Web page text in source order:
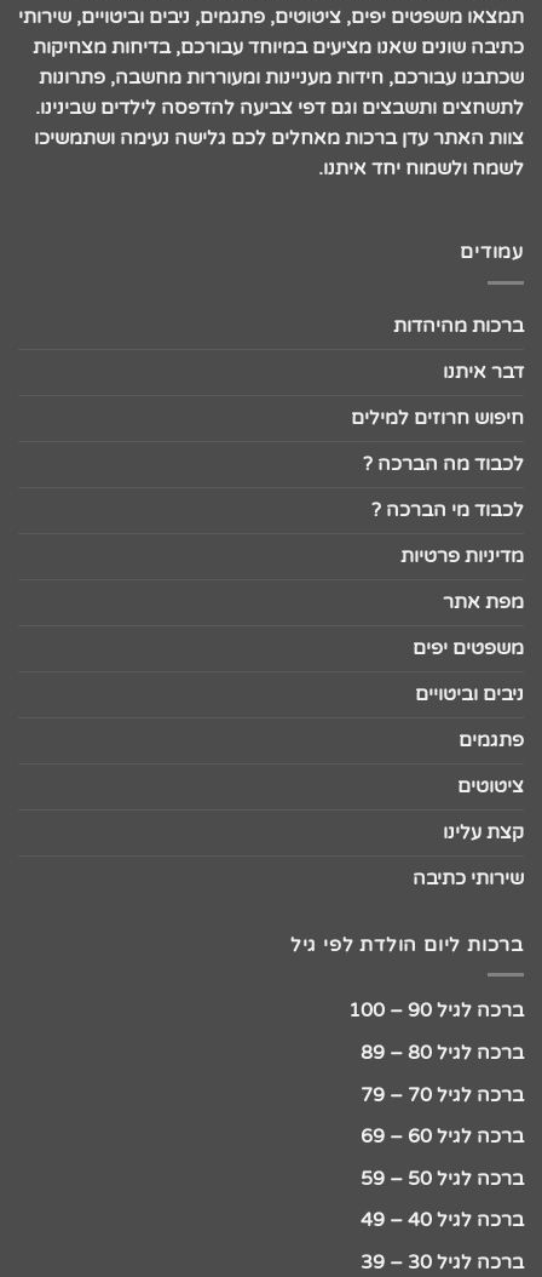
תמצאו משפטים יפים, ציטוטים, פתגמים, ניבים וביטויים, שירותי
כתיבה שונים שאנו מציעים במיוחד עבורכם, בדיחות מצחיקות
שכתבנו עבורכם, חידות מעניינות ומעוררות מחשבה, פתרונות
לתשחצים ותשבצים וגם דפי צביעה להדפסה לילדים שבינינו.
צוות האתר עדן ברכות מאחלים לכם גלישה נעימה ושתמשיכו
לשמח ולשמוח יחד איתנו.
עמודים
ברכות מהיהדות
דבר איתנו
חיפוש חרוזים למילים
לכבוד מה הברכה ?
לכבוד מי הברכה ?
מדיניות פרטיות
מפת אתר
משפטים יפים
ניבים וביטויים
פתגמים
ציטוטים
קצת עלינו
שירותי כתיבה
ברכות ליום הולדת לפי גיל
ברכה לגיל 90 – 100
ברכה לגיל 80 – 89
ברכה לגיל 70 – 79
ברכה לגיל 60 – 69
ברכה לגיל 50 – 59
ברכה לגיל 40 – 49
ברכה לגיל 30 – 39